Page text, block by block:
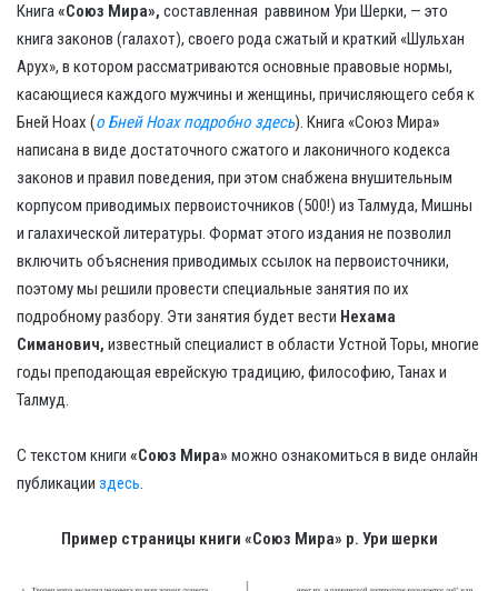
Книга«Союз Мира», составленная раввином Ури Шерки, — это
книга законов (галахот), своего рода сжатый и краткий «Шульхан
Арух», в котором рассматриваются основные правовые нормы,
касающиеся каждого мужчины и женщины, причисляющего себя к
Бней Ноах (о Бней Ноах подробно здесь). Книга «Союз Мира»
написана в виде достаточного сжатого и лаконичного кодекса
законов и правил поведения, при этом снабжена внушительным
корпусом приводимых первоисточников (500!) из Талмуда, Мишны
и галахической литературы. Формат этого издания не позволил
включить объяснения приводимых ссылок на первоисточники,
поэтому мы решили провести специальные занятия по их
подробному разбору. Эти занятия будет вести Нехама
Симанович, известный специалист в области Устной Торы, многие
годы преподающая еврейскую традицию, философию, Танах и
Талмуд.
С текстом книги «Союз Мира» можно ознакомиться в виде онлайн
публикации здесь.
Пример страницы книги «Союз Мира» р. Ури шерки